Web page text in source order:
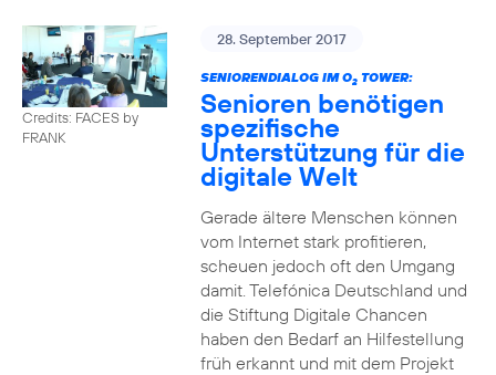
Credits: FACES by
FRANK
28. September 2017
SENIORENDIALOG IM O2TOWER:
Senioren benötigen
spezifische
Unterstützung für die
digitale Welt
Gerade ältere Menschen können
vom Internet stark profitieren,
scheuen jedoch oft den Umgang
damit. Telefónica Deutschland und
die Stiftung Digitale Chancen
haben den Bedarf an Hilfestellung
früh erkannt und mit dem Projekt